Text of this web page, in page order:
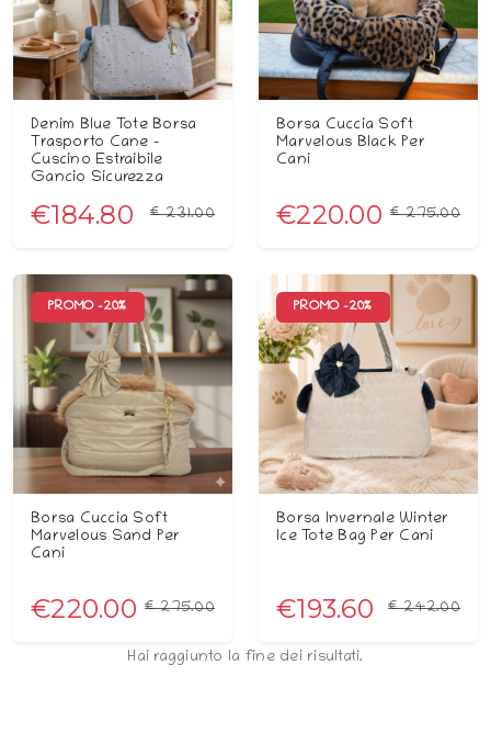
Denim Blue Tote Borsa
Trasporto Cane -
Cuscino Estraibile
Gancio Sicurezza
€184.80 €231.00
Borsa Cuccia Soft
Marvelous Black Per
Cani
€220.00 €275.00
PROMO -20%
Borsa Cuccia Soft
Marvelous Sand Per
Cani
€220.00 €275.00
PROMO -20%
Borsa Invernale Winter
Ice Tote Bag Per Cani
€193.60 €242.00
Hai raggiunto la fine dei risultati.